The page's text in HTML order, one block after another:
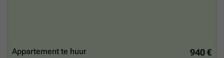
940 €
Appartement te huur